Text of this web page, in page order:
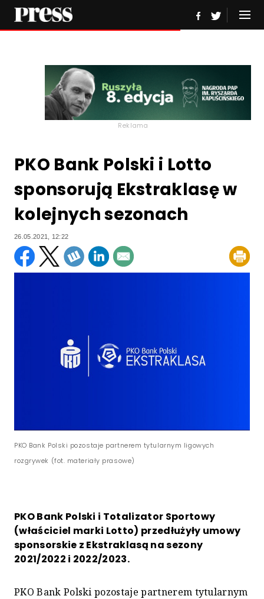
Reklama
PKO Bank Polski i Lotto
sponsorują Ekstraklasę w
kolejnych sezonach
26.05.2021, 12:22
PKO Bank Polski pozostaje partnerem tytularnym ligowych
rozgrywek (fot. materiały prasowe)
PKO Bank Polski i Totalizator Sportowy
(właściciel marki Lotto) przedłużyły umowy
sponsorskie z Ekstraklasą na sezony
2021/2022 i 2022/2023.
PKO Bank Polski pozostaje partnerem tytularnym